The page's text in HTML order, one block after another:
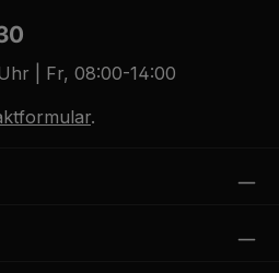
| Fr, 08:00-14:00
.